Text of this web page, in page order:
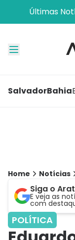
Últimas
SalvadorBahia
Home Notícias
Siga o
E veja as
com
POLÍTICA